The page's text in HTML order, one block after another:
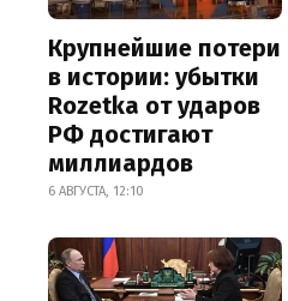
Крупнейшие потери
в истории: убытки
Rozetka от ударов
РФ достигают
миллиардов
6 АВГУСТА, 12:10